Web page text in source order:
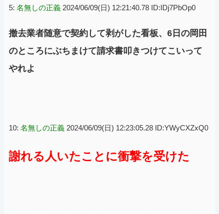
5: 名無しの正義 2024/06/09(日) 12:21:40.78 ID:IDj7PbOp0
撤去業者随意で契約して剥がした看板、6日の岡田
のところにぶちまけて請求書叩きつけてこいって
やれよ
10: 名無しの正義 2024/06/09(日) 12:23:05.28 ID:YWyCXZxQ0
謝れる人いたことに衝撃を受けた